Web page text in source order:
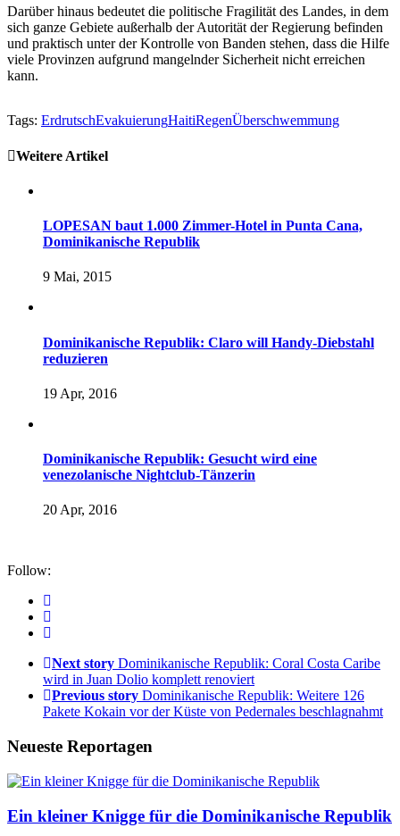
Darüber hinaus bedeutet die politische Fragilität des Landes, in dem
sich ganze Gebiete außerhalb der Autorität der Regierung befinden
und praktisch unter der Kontrolle von Banden stehen, dass die Hilfe
viele Provinzen aufgrund mangelnder Sicherheit nicht erreichen
kann.
Tags: ErdrutschEvakuierungHaitiRegenÜberschwemmung
Weitere Artikel
LOPESAN baut 1.000 Zimmer-Hotel in Punta Cana,
Dominikanische Republik
9 Mai, 2015
Dominikanische Republik: Claro will Handy-Diebstahl
reduzieren
19 Apr, 2016
Dominikanische Republik: Gesucht wird eine
venezolanische Nightclub-Tänzerin
20 Apr, 2016
Follow:
Next story Dominikanische Republik: Coral Costa Caribe
wird in Juan Dolio komplett renoviert
Previous story Dominikanische Republik: Weitere 126
Pakete Kokain vor der Küste von Pedernales beschlagnahmt
Neueste Reportagen
Ein kleiner Knigge für die Dominikanische Republik